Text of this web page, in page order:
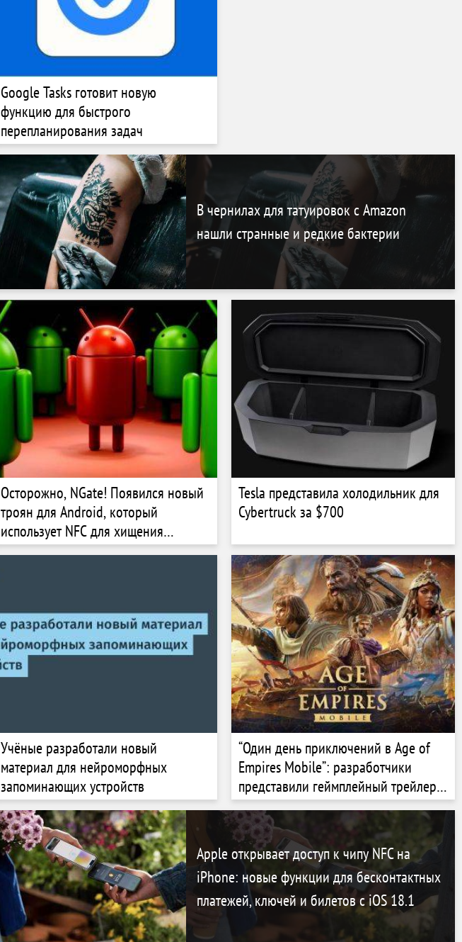
Google Tasks готовит новую
функцию для быстрого
перепланирования задач
В чернилах для татуировок с Amazon
нашли странные и редкие бактерии
Осторожно, NGate! Появился новый
троян для Android, который
использует NFC для хищения
банковских данных
Tesla представила холодильник для
Cybertruck за $700
Учёные разработали новый
материал для нейроморфных
запоминающих устройств
“Один день приключений в Age of
Empires Mobile”: разработчики
представили геймплейный трейлер
новой стратегии для iOS и Android
Apple открывает доступ к чипу NFC на
iPhone: новые функции для бесконтактных
платежей, ключей и билетов с iOS 18.1